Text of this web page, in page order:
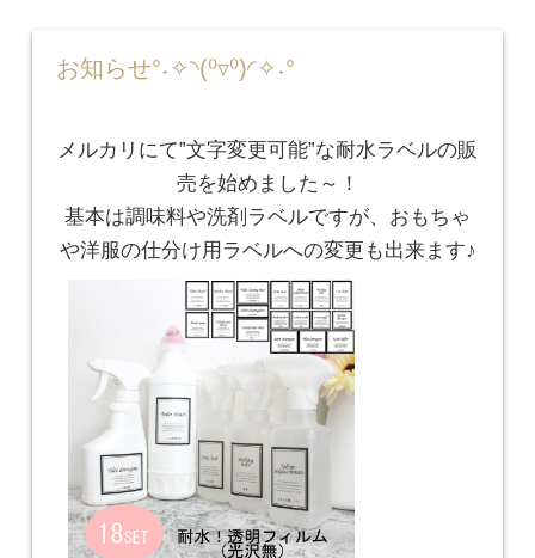
お知らせ°˖✧◝(⁰▿⁰)◜✧˖°
メルカリにて”文字変更可能”な耐水ラベルの販
売を始めました～！
基本は調味料や洗剤ラベルですが、おもちゃ
や洋服の仕分け用ラベルへの変更も出来ます♪